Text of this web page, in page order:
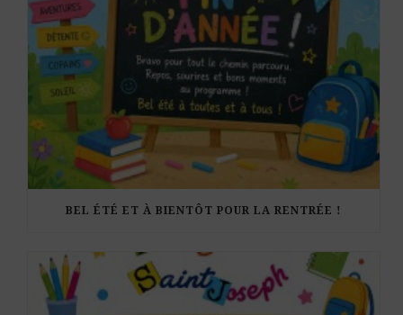
BEL ÉTÉ ET À BIENTÔT POUR LA RENTRÉE !